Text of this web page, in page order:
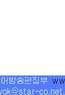
방송편집부